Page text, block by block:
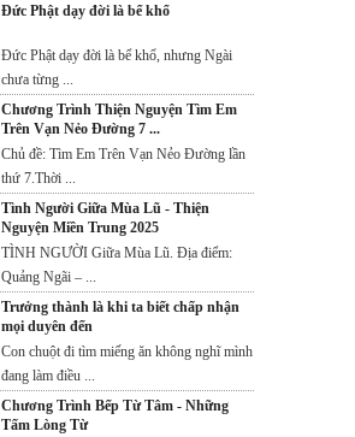
Đức Phật dạy đời là bể khổ
Đức Phật dạy đời là bể khổ, nhưng Ngài
chưa từng ...
Chương Trình Thiện Nguyện Tìm Em
Trên Vạn Nẻo Đường 7 ...
Chủ đề: Tìm Em Trên Vạn Nẻo Đường lần
thứ 7.Thời ...
Tình Người Giữa Mùa Lũ - Thiện
Nguyện Miền Trung 2025
TÌNH NGƯỜI Giữa Mùa Lũ. Địa điểm:
Quảng Ngãi – ...
Trưởng thành là khi ta biết chấp nhận
mọi duyên đến
Con chuột đi tìm miếng ăn không nghĩ mình
đang làm điều ...
Chương Trình Bếp Từ Tâm - Những
Tấm Lòng Từ